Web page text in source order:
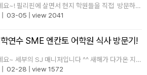
번에 세부 주니어 캠프 전문학교인
CIJ 어학원을 방문했는데요! 풍부한 영양식단..
03-05 view 2041
연수 SME 엔칸토 어학원 식사 방문기!
다들 새해에 목표하
의 02-28 view 1572